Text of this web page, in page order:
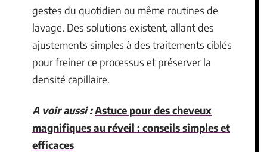
gestes du quotidien ou même routines de
lavage. Des solutions existent, allant des
ajustements simples à des traitements ciblés
pour freiner ce processus et préserver la
densité capillaire.
A voir aussi :Astuce pour des cheveux
magnifiques au réveil : conseils simples et
efficaces